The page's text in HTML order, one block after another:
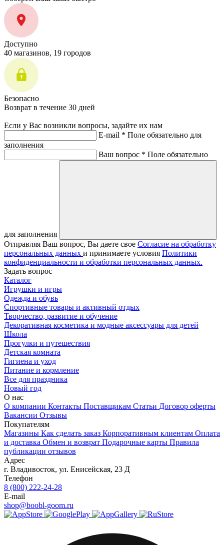
Доступно
40 магазинов, 19 городов
Безопасно
Возврат в течение 30 дней
Если у Вас возникли вопросы, задайте их нам
E-mail * Поле обязательно для
заполнения
Ваш вопрос * Поле обязательно
для заполнения
Отправляя Ваш вопрос, Вы даете свое Согласие на обработку
персональных данных и принимаете условия Политики
конфиденциальности и обработки персональных данных.
Задать вопрос
Каталог
Игрушки и игры
Одежда и обувь
Спортивные товары и активный отдых
Творчество, развитие и обучение
Декоративная косметика и модные аксессуары для детей
Школа
Прогулки и путешествия
Детская комната
Гигиена и уход
Питание и кормление
Все для праздника
Новый год
О нас
О компании Контакты Поставщикам Статьи Договор оферты
Вакансии Отзывы
Покупателям
Магазины Как сделать заказ Корпоративным клиентам Оплата
и доставка Обмен и возврат Подарочные карты Правила
публикации отзывов
Адрес
г. Владивосток, ул. Енисейская, 23 Д
Телефон
8 (800) 222-24-28
E-mail
shop@boobl-goom.ru